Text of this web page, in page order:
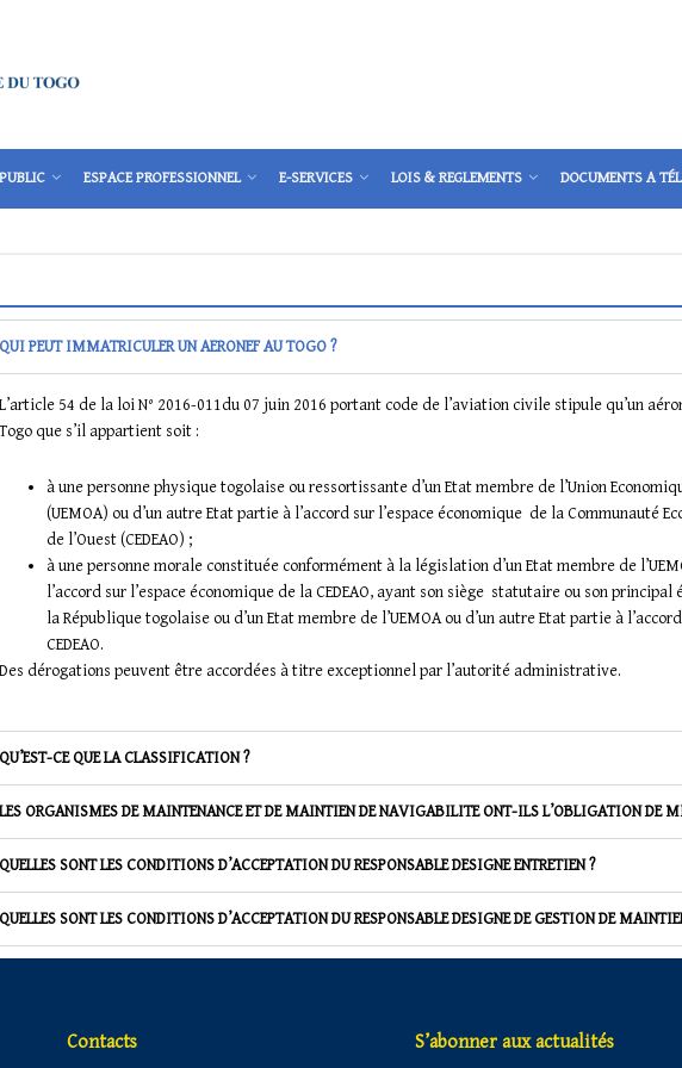
ESPACE PROFESSIONNEL E-SERVICES LOIS & REGLEMENTS DOCUMENTS A
QUI PEUT IMMATRICULER UN AERONEF AU TOGO ?
L’article 54 de la loi N° 2016-011du 07 juin 2016 portant code de l’aviation civile stipule qu’un
Togo que s’il appartient soit :
à une personne physique togolaise ou ressortissante d’un Etat membre de l’Union
(UEMOA) ou d’un autre Etat partie à l’accord sur l’espace économique de la Communauté
de l’Ouest (CEDEAO) ;
à une personne morale constituée conformément à la législation d’un Etat membre de
l’accord sur l’espace économique de la CEDEAO, ayant son siège statutaire ou son
la République togolaise ou d’un Etat membre de l’UEMOA ou d’un autre Etat partie à
CEDEAO.
Des dérogations peuvent être accordées à titre exceptionnel par l’autorité administrative.
QU’EST-CE QUE LA CLASSIFICATION ?
LES ORGANISMES DE MAINTENANCE ET DE MAINTIEN DE NAVIGABILITE ONT-ILS L’OBLIGATION DE
QUELLES SONT LES CONDITIONS D’ACCEPTATION DU RESPONSABLE DESIGNE ENTRETIEN ?
QUELLES SONT LES CONDITIONS D’ACCEPTATION DU RESPONSABLE DESIGNE DE GESTION DE
Contacts S’abonner aux actualités